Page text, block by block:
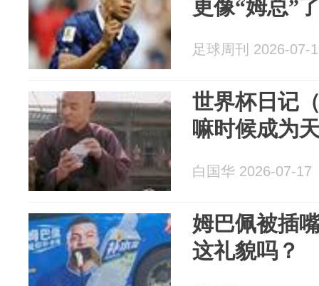
更像“姆总”
足球周刊 2026-07-
世界杯日记
嘛时候成为
白国华 2026-07-17
姆巴佩被插
这礼貌吗？